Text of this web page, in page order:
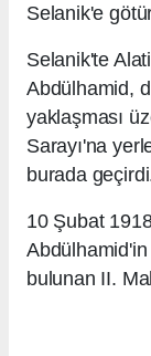
Selanik'e
Selanik'te
Abdülhamid,
yaklaşması
Sarayı'na
burada
10 Şubat
bulunan II.